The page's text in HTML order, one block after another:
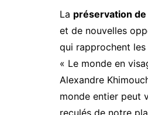
La préservation
et de nouvelles
qui rapprochent
« Le monde en
Alexandre
monde entier peut